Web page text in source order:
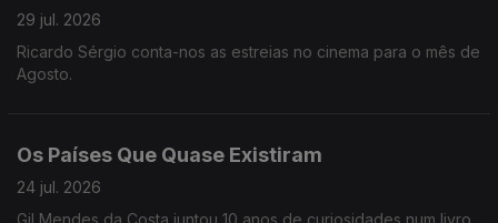
29 jul. 2026
Ricardo Sérgio conta-nos as estreias no cinema para o mês de
Agosto.
Os Países Que Quase Existiram
24 jul. 2026
Gil Mendes da Costa juntou 10 anos de curiosidades num livro.